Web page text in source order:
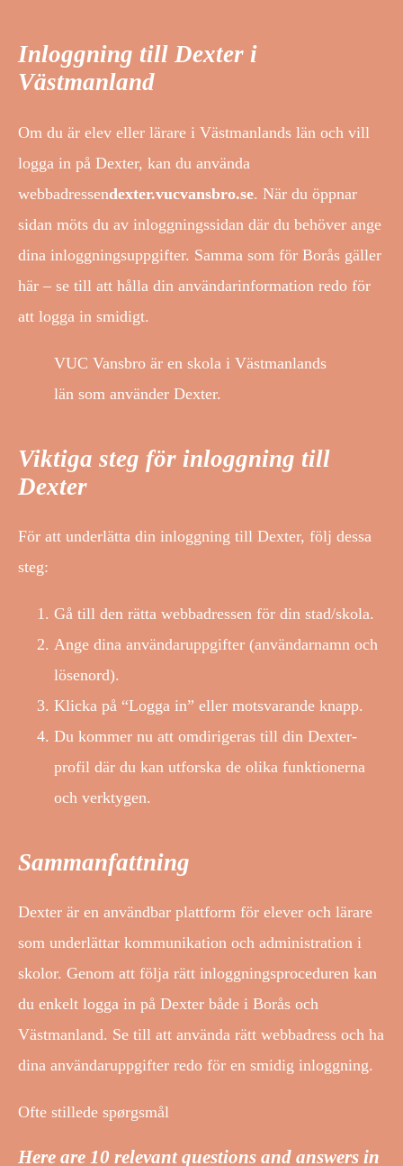
Inloggning till Dexter i
Västmanland
Om du är elev eller lärare i Västmanlands län och vill
logga in på Dexter, kan du använda
webbadressendexter.vucvansbro.se. När du öppnar
sidan möts du av inloggningssidan där du behöver ange
dina inloggningsuppgifter. Samma som för Borås gäller
här – se till att hålla din användarinformation redo för
att logga in smidigt.
VUC Vansbro är en skola i Västmanlands
län som använder Dexter.
Viktiga steg för inloggning till
Dexter
För att underlätta din inloggning till Dexter, följ dessa
steg:
Gå till den rätta webbadressen för din stad/skola.
Ange dina användaruppgifter (användarnamn och
lösenord).
Klicka på “Logga in” eller motsvarande knapp.
Du kommer nu att omdirigeras till din Dexter-
profil där du kan utforska de olika funktionerna
och verktygen.
Sammanfattning
Dexter är en användbar plattform för elever och lärare
som underlättar kommunikation och administration i
skolor. Genom att följa rätt inloggningsproceduren kan
du enkelt logga in på Dexter både i Borås och
Västmanland. Se till att använda rätt webbadress och ha
dina användaruppgifter redo för en smidig inloggning.
Ofte stillede spørgsmål
Here are 10 relevant questions and answers in